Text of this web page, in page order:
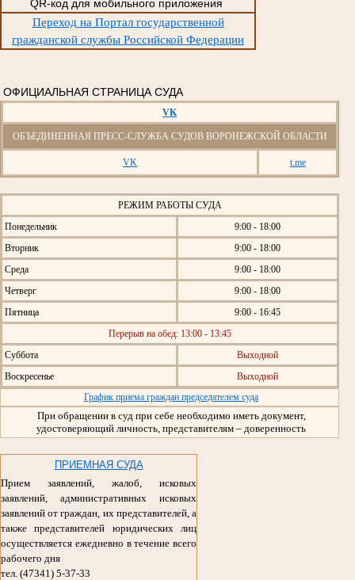
QR-код для мобильного приложения
Переход на Портал государственной
гражданской службы Российской Федерации
ОФИЦИАЛЬНАЯ СТРАНИЦА СУДА
VK
ОБЪЕДИНЕННАЯ ПРЕСС-СЛУЖБА СУДОВ ВОРОНЕЖСКОЙ ОБЛАСТИ
VK t.me
РЕЖИМ РАБОТЫ СУДА
Понедельник
9:00 - 18:00
Вторник
9:00 - 18:00
Среда
9:00 - 18:00
Четверг
9:00 - 18:00
Пятница
9:00 - 16:45
Перерыв на обед: 13:00 - 13:45
Суббота
Выходной
Воскресенье
Выходной
График приема граждан председателем суда
При обращении в суд при себе необходимо иметь документ,
удостоверяющий личность, представителям – доверенность
ПРИЕМНАЯ СУДА
Прием заявлений, жалоб, исковых
заявлений, административных исковых
заявлений от граждан, их представителей, а
также представителей юридических лиц
осуществляется ежедневно в течение всего
рабочего дня
тел. (47341) 5-37-33